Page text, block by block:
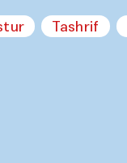
Tashrif